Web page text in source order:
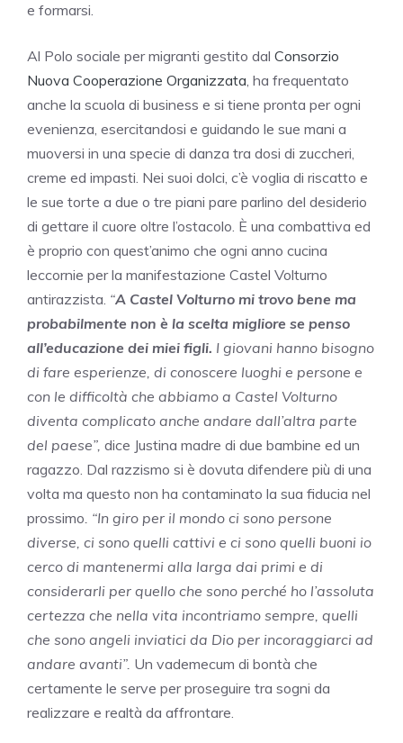
e formarsi.
Al Polo sociale per migranti gestito dal Consorzio
Nuova Cooperazione Organizzata, ha frequentato
anche la scuola di business e si tiene pronta per ogni
evenienza, esercitandosi e guidando le sue mani a
muoversi in una specie di danza tra dosi di zuccheri,
creme ed impasti. Nei suoi dolci, c’è voglia di riscatto e
le sue torte a due o tre piani pare parlino del desiderio
di gettare il cuore oltre l’ostacolo. È una combattiva ed
è proprio con quest’animo che ogni anno cucina
leccornie per la manifestazione Castel Volturno
antirazzista. “A Castel Volturno mi trovo bene ma
probabilmente non è la scelta migliore se penso
all’educazione dei miei figli. I giovani hanno bisogno
di fare esperienze, di conoscere luoghi e persone e
con le difficoltà che abbiamo a Castel Volturno
diventa complicato anche andare dall’altra parte
del paese”, dice Justina madre di due bambine ed un
ragazzo. Dal razzismo si è dovuta difendere più di una
volta ma questo non ha contaminato la sua fiducia nel
prossimo. “In giro per il mondo ci sono persone
diverse, ci sono quelli cattivi e ci sono quelli buoni io
cerco di mantenermi alla larga dai primi e di
considerarli per quello che sono perché ho l’assoluta
certezza che nella vita incontriamo sempre, quelli
che sono angeli inviatici da Dio per incoraggiarci ad
andare avanti”. Un vademecum di bontà che
certamente le serve per proseguire tra sogni da
realizzare e realtà da affrontare.